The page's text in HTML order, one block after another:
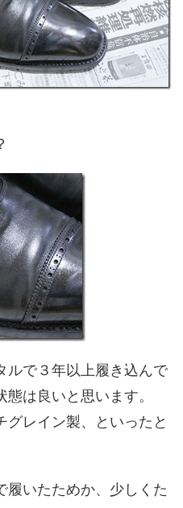
ルで３年以上履き込んで
は良いと思います。
グレイン製、といったと
履いたためか、少しくた